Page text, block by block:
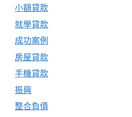
小額貸款
就學貸款
成功案例
房屋貸款
手機貸款
振興
整合負債